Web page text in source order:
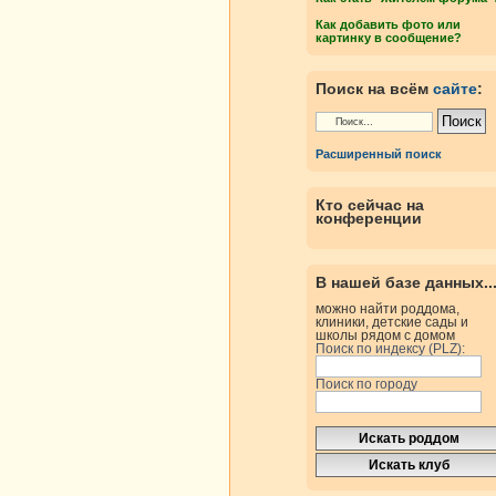
Как добавить фото или
картинку в сообщение?
Поиск на всём сайте:
Расширенный поиск
Кто сейчас на
конференции
В нашей базе данных...
можно найти роддома,
клиники, детские сады и
школы рядом с домом
Поиск по индексу (PLZ):
Поиск по городу